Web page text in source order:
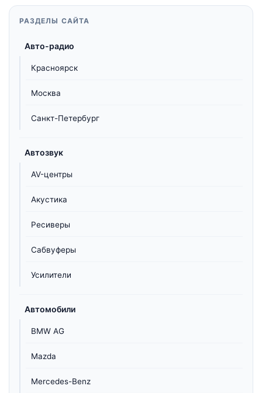
РАЗДЕЛЫ САЙТА
Авто-радио
Красноярск
Москва
Санкт-Петербург
Автозвук
AV-центры
Акустика
Ресиверы
Сабвуферы
Усилители
Автомобили
BMW AG
Mazda
Mercedes-Benz